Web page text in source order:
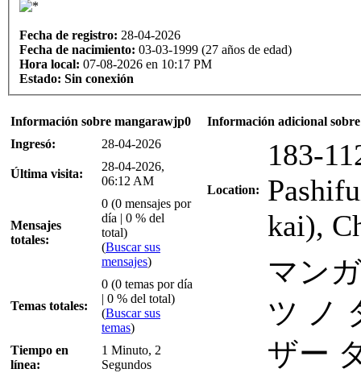
Fecha de registro: 28-04-2026
Fecha de nacimiento: 03-03-1999 (27 años de edad)
Hora local: 07-08-2026 en 10:17 PM
Estado: Sin conexión
Información sobre mangarawjp0
Ingresó:
28-04-2026
Última visita:
28-04-2026,
06:12 AM
Mensajes
totales:
0 (0 mensajes por
día | 0 % del
total)
(Buscar sus
mensajes)
Temas totales:
0 (0 temas por día
| 0 % del total)
(Buscar sus
temas)
Tiempo en
línea:
1 Minuto, 2
Segundos
Información adicional
Location:
183-
kai),
マン
ツ ノ
ザー